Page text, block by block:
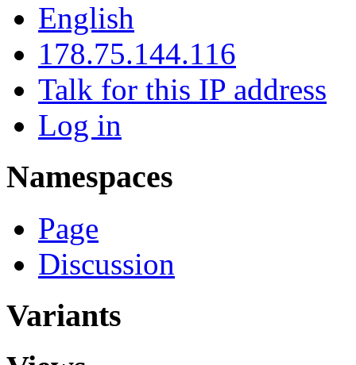
English
178.75.144.116
Talk for this IP address
Log in
Namespaces
Page
Discussion
Variants